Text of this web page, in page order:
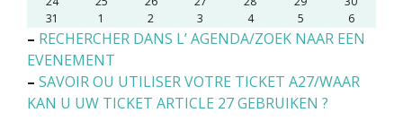
31
1 2 3 4 5 6
– RECHERCHER DANS L’ AGENDA/ZOEK NAAR EEN
EVENEMENT
– SAVOIR OU UTILISER VOTRE TICKET A27/WAAR
KAN U UW TICKET ARTICLE 27 GEBRUIKEN ?